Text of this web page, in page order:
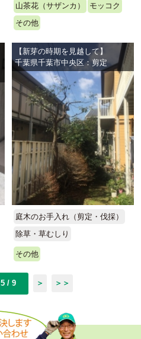
山茶花（サザンカ）
モッコク
その他
【新芽の時期を見越して】
千葉県千葉市中央区：剪定
庭木のお手入れ（剪定・伐採）
除草・草むしり
その他
5 / 9 ＞ ＞＞